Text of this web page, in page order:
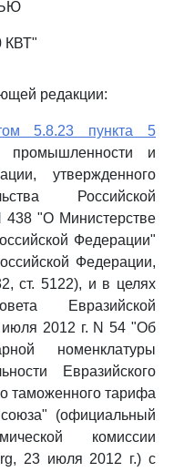
КВТ"
редакции:
5.8.23 пункта 5
промышленности и
утвержденного
Российской
438 "О Министерстве
Федерации"
Федерации,
ст. 5122), и в целях
Евразийской
июля 2012 г. N 54 "Об
номенклатуры
Евразийского
таможенного тарифа
союза" (официальный
комиссии
23 июля 2012 г.) с